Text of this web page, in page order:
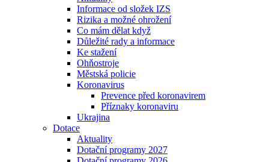
Informace od složek IZS
Rizika a možné ohrožení
Co mám dělat když
Důležité rady a informace
Ke stažení
Ohňostroje
Městská policie
Koronavirus
Prevence před koronavirem
Příznaky koronaviru
Ukrajina
Dotace
Aktuality
Dotační programy 2027